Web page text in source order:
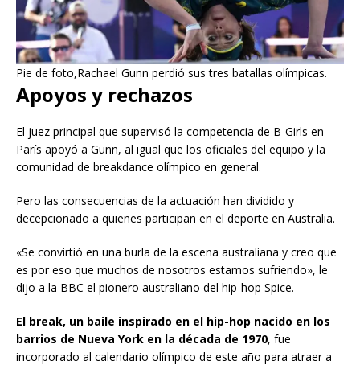
Pie de foto,Rachael Gunn perdió sus tres batallas olímpicas.
Apoyos y rechazos
El juez principal que supervisó la competencia de B-Girls en
París apoyó a Gunn, al igual que los oficiales del equipo y la
comunidad de breakdance olímpico en general.
Pero las consecuencias de la actuación han dividido y
decepcionado a quienes participan en el deporte en Australia.
«Se convirtió en una burla de la escena australiana y creo que
es por eso que muchos de nosotros estamos sufriendo», le
dijo a la BBC el pionero australiano del hip-hop Spice.
El break, un baile inspirado en el hip-hop nacido en los
barrios de Nueva York en la década de 1970, fue
incorporado al calendario olímpico de este año para atraer a